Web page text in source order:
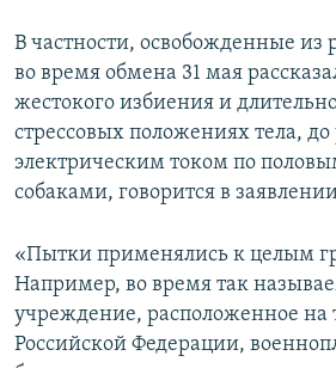
В частности, освобожденные из
во время обмена 31 мая
жестокого избиения и
стрессовых положениях тела, до
электрическим током по
собаками, говорится в
«Пытки применялись к целым
Например, во время так
учреждение, расположенное на
Российской Федерации,